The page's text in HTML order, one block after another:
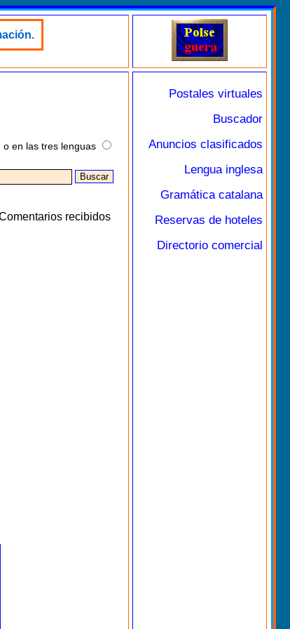
o en las tres lenguas
recibidos
Postales virtuales
Buscador
Anuncios clasificados
Lengua inglesa
Gramática catalana
Reservas de hoteles
Directorio comercial